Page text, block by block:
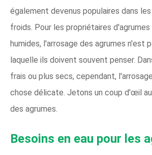
également devenus populaires dans
froids. Pour les propriétaires
humides, l'arrosage des agrumes n'est
laquelle ils doivent souvent penser.
frais ou plus secs, cependant,
chose délicate. Jetons un coup d'œil
des agrumes.
Besoins en eau pour les